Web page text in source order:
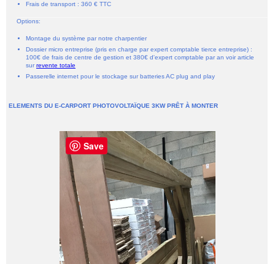
Frais de transport : 360 € TTC
Options:
Montage du système par notre charpentier
Dossier micro entreprise (pris en charge par expert comptable tierce entreprise) :
100€ de frais de centre de gestion et 380€ d'expert comptable par an voir article
surrevente totale
Passerelle internet pour le stockage sur batteries AC plug and play
ELEMENTS DU E-CARPORT PHOTOVOLTAÏQUE 3KW PRÊT À MONTER
Save